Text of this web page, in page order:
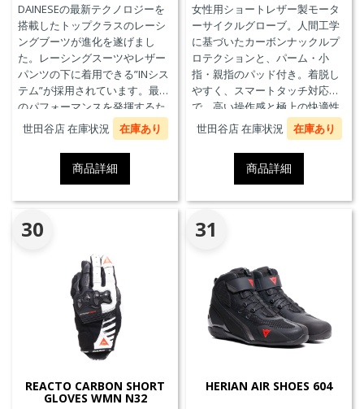
DAINESEの最新テクノロジーを
搭載したトップクラスのレーシ
ングブーツが進化を遂げまし
た。レーシングスーツやレザー
パンツの下に着用できる”INシス
テム”が採用されています。最高
のパフォーマンスを発揮するた
めに、ケブラーカーボンを使用
したAxial Distorsion Control
Systemテクノロジー、
Groundtrax®レーシングソー
ル、交換可能なマグネシウムス
ライダーを採用しています。
世田谷店 在庫状況 在庫あり
商品詳細
女性用ショートレザー製モータ
ーサイクルグローブ。人間工学
に基づいたカーボンナックルプ
ロテクションと、パーム・小
指・親指のパッド付き。着脱し
やすく、スマートタッチ対応
で、高い操作感と極上の快適性
を実現。
世田谷店 在庫状況 在庫あり
商品詳細
30
REACTO CARBON SHORT
GLOVES WMN N32
31
HERIAN AIR SHOES 604